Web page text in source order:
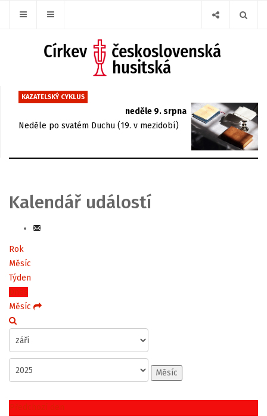
KAZATELSKÝ CYKLUS
neděle 9. srpna
Neděle po svatém Duchu (19. v mezidobí)
Kalendář událostí
Rok
Měsíc
Týden
Dnes
Měsíc
Měsíc
Předchozí den